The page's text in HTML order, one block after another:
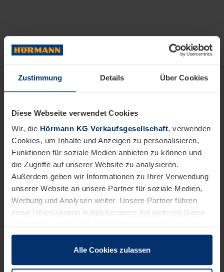
Zustimmung Details Über Cookies
Diese Webseite verwendet Cookies
Wir, die Hörmann KG Verkaufsgesellschaft, verwenden
Cookies, um Inhalte und Anzeigen zu personalisieren,
Funktionen für soziale Medien anbieten zu können und
die Zugriffe auf unserer Website zu analysieren.
Außerdem geben wir Informationen zu Ihrer Verwendung
unserer Website an unsere Partner für soziale Medien,
Werbung und Analysen weiter. Unsere Partner führen
diese Informationen möglicherweise mit weiteren Daten
sie im Rahmen Ihrer Nutzung der Dienste gesammelt
Alle Cookies zulassen